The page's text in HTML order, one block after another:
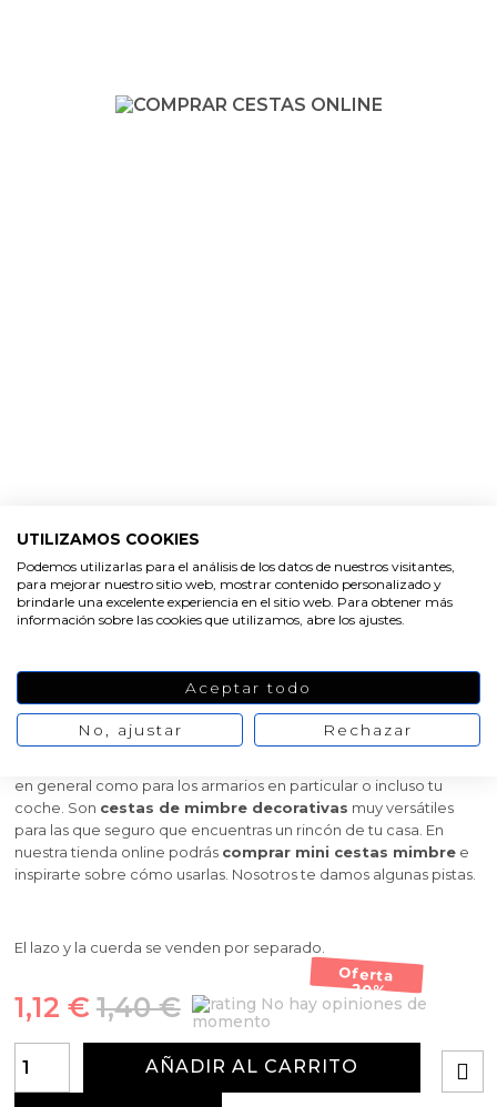
Mini cestita de mimbre con
Estas mini cestitas de mimbre de 3,5 X 5 cm. son perfectas
para dejar volar tu imaginación y usarlas como más te guste para
decorar tu hogar, para dar como regalo de boda o comunión e
en general como para los armarios en particular o incluso tu
coche. Son cestas de mimbre decorativas muy versátiles
para las que seguro que encuentras un rincón de tu casa. En
nuestra tienda online podrás comprar mini cestas mimbree
inspirarte sobre cómo usarlas. Nosotros te damos algunas pistas.
El lazo y la cuerda se venden por separado.
Oferta
-20%
1,40 €
1,12 €
No hay opiniones de
momento
AÑADIR AL CARRITO
UTILIZAMOS COOKIES
Podemos utilizarlas para el análisis de los datos de nuestros visitantes,
para mejorar nuestro sitio web, mostrar contenido personalizado y
brindarle una excelente experiencia en el sitio web. Para obtener más
información sobre las cookies que utilizamos, abre los ajustes.
Aceptar todo
No, ajustar Rechazar